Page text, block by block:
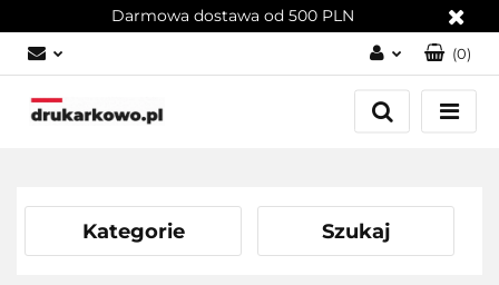
Darmowa dostawa od 500 PLN
Zaloguj się
Załóż konto
(0)
Kategorie Szukaj